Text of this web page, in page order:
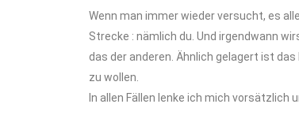
Wenn man immer wieder versucht, es
Strecke : nämlich du. Und irgendwann
das der anderen. Ähnlich gelagert ist
zu wollen.
In allen Fällen lenke ich mich